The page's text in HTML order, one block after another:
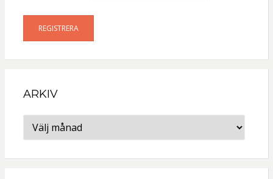
ARKIV
Arkiv